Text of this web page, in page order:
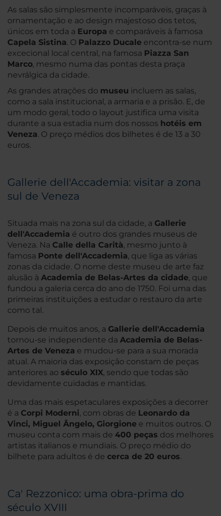
As salas são simplesmente incomparáveis, graças à
ornamentação e ao design majestoso dos tetos,
únicos em toda a Europa e comparáveis à famosa
Capela Sistina. O Palazzo Ducale encontra-se num
excecional local central, na famosa Piazza San
Marco, mesmo numa das pontas desta praça
nevrálgica da cidade.
As grandes atrações do museu incluem as salas,
como a sala institucional, a armaria e a prisão. E, de
um modo geral, todo o layout justifica uma visita
durante a sua estadia num dos nossos hotéis em
Veneza. O preço médios dos bilhetes é de 13 a 30
euros.
Gallerie dell'Accademia: visitar a zona
sul de Veneza
Situada mais na zona sul da cidade, a Gallerie
dell'Accademia é outro dos grandes museus de
Veneza. Na Calle della Carità, mesmo junto à
famosa Ponte dell'Accademia, que liga as várias
zonas da cidade. O nome deste museu de arte faz
alusão à Academia de Belas-Artes da cidade, que
fundou a galeria cerca do ano de 1750. Foi uma das
primeiras instituições a estudar o restauro da arte
como tal.
Depois de muitos anos, a Gallerie dell'Accademia
tornou-se independente da Academia de Belas-
Artes de Veneza e mudou-se para a sua morada
atual. A maioria das exposição constam de peças
anteriores ao século XIX, sendo que todas são
devidamente cuidadas e mantidas.
Uma das mais espetaculares exposições a decorrer
é a Corpi Moderni, com obras de Leonardo da
Vinci, Miguel Ângelo, Giorgione e muitos outros. O
museu conta com mais de 400 peças dos melhores
artistas italianos e mundiais. O preço médio do
bilhete para adultos é de cerca de 20 euros.
Ca' Rezzonico: uma obra-prima do
século XVIII